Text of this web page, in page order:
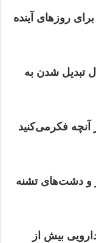
روزهای آینده
تبدیل شدن به
فکر‌می‌کنید
و دشت‌های تشنه
بیش از